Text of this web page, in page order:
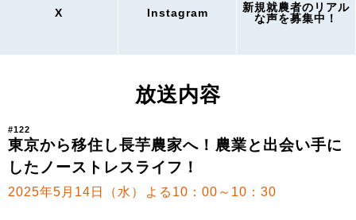
X Instagram
新規就農者のリアル
な声を募集中！
放送内容
#122
東京から移住し長芋農家へ！農業と出会い手に
したノーストレスライフ！
2025年5月14日（水）よる10：00～10：30